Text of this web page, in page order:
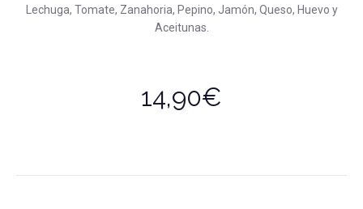
Lechuga, Tomate, Zanahoria, Pepino, Jamón, Queso, Huevo y
Aceitunas.
14,90€